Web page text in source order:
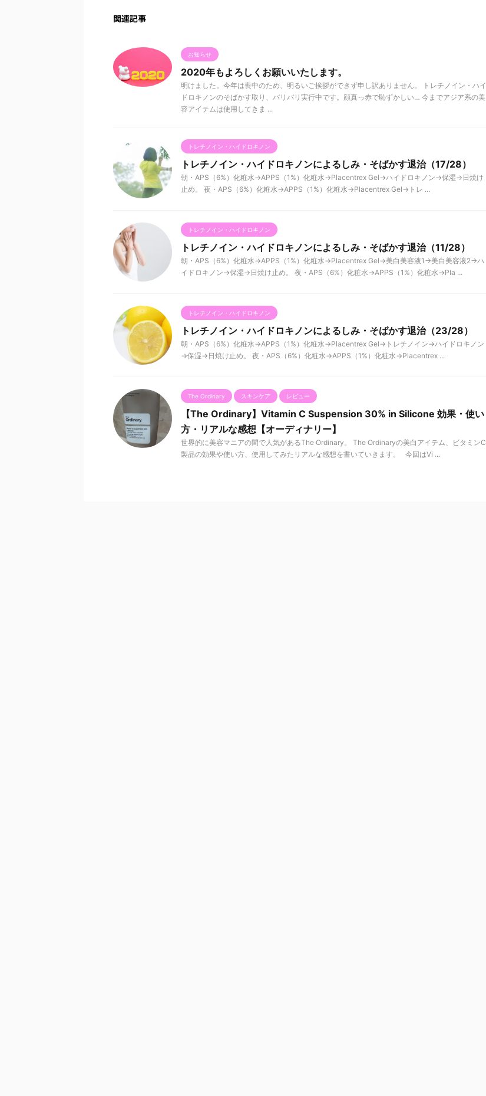
関連記事
お知らせ
2020年もよろしくお願いいたします。
明けました。今年は喪中のため、明るいご挨拶ができず申し訳ありません。 トレチノイン・ハイ
ドロキノンのそばかす取り、バリバリ実行中です。顔真っ赤で恥ずかしい… 今までアジア系の美
容アイテムは使用してきま ...
トレチノイン・ハイドロキノン
トレチノイン・ハイドロキノンによるしみ・そばかす退治（17/28）
朝・APS（6%）化粧水→APPS（1%）化粧水→Placentrex Gel→ハイドロキノン→保湿→日焼け
止め。 夜・APS（6%）化粧水→APPS（1%）化粧水→Placentrex Gel→トレ ...
トレチノイン・ハイドロキノン
トレチノイン・ハイドロキノンによるしみ・そばかす退治（11/28）
朝・APS（6%）化粧水→APPS（1%）化粧水→Placentrex Gel→美白美容液1→美白美容液2→ハ
イドロキノン→保湿→日焼け止め。 夜・APS（6%）化粧水→APPS（1%）化粧水→Pla ...
トレチノイン・ハイドロキノン
トレチノイン・ハイドロキノンによるしみ・そばかす退治（23/28）
朝・APS（6%）化粧水→APPS（1%）化粧水→Placentrex Gel→トレチノイン→ハイドロキノン
→保湿→日焼け止め。 夜・APS（6%）化粧水→APPS（1%）化粧水→Placentrex ...
The Ordinary スキンケア レビュー
【The Ordinary】Vitamin C Suspension 30% in Silicone 効果・使い
方・リアルな感想【オーディナリー】
世界的に美容マニアの間で人気があるThe Ordinary。 The Ordinaryの美白アイテム、ビタミンC
製品の効果や使い方、使用してみたリアルな感想を書いていきます。 今回はVi ...